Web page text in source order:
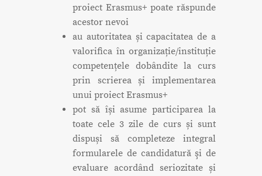
proiect Erasmus+ poate răspunde
acestor nevoi
au autoritatea și capacitatea de a
valorifica în organizație/instituție
competențele dobândite la curs
prin scrierea și implementarea
unui proiect Erasmus+
pot să își asume participarea la
toate cele 3 zile de curs și sunt
dispuși să completeze integral
formularele de candidatură şi de
evaluare acordând seriozitate și